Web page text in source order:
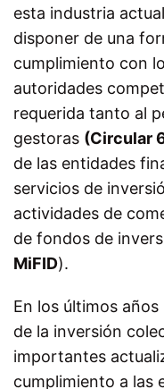
esta industria
disponer de una
cumplimiento con
autoridades
requerida tanto al
gestoras (Circular
de las entidades
servicios de
actividades de
de fondos de
MiFID).
En los últimos
de la inversión
importantes
cumplimiento a las